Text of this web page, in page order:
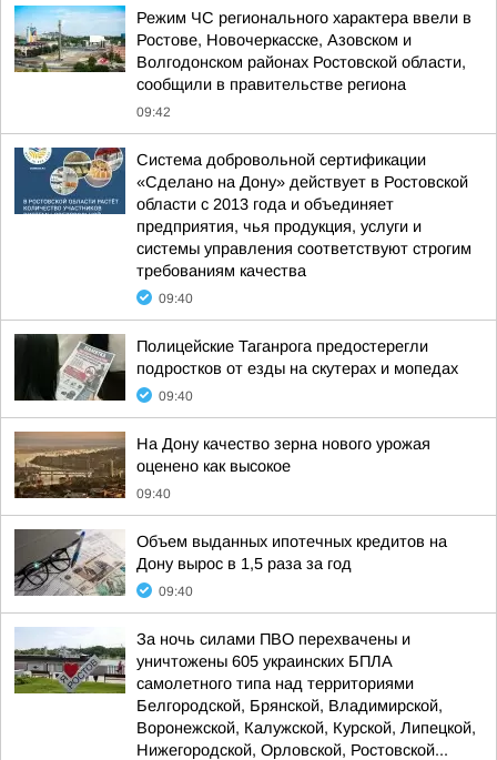
Режим ЧС регионального характера ввели в
Ростове, Новочеркасске, Азовском и
Волгодонском районах Ростовской области,
сообщили в правительстве региона
09:42
Система добровольной сертификации
«Сделано на Дону» действует в Ростовской
области с 2013 года и объединяет
предприятия, чья продукция, услуги и
системы управления соответствуют строгим
требованиям качества
09:40
Полицейские Таганрога предостерегли
подростков от езды на скутерах и мопедах
09:40
На Дону качество зерна нового урожая
оценено как высокое
09:40
Объем выданных ипотечных кредитов на
Дону вырос в 1,5 раза за год
09:40
За ночь силами ПВО перехвачены и
уничтожены 605 украинских БПЛА
самолетного типа над территориями
Белгородской, Брянской, Владимирской,
Воронежской, Калужской, Курской, Липецкой,
Нижегородской, Орловской, Ростовской...